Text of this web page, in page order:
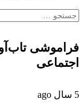
جستجو
فراموشی
اجتماعی
5 سال ago